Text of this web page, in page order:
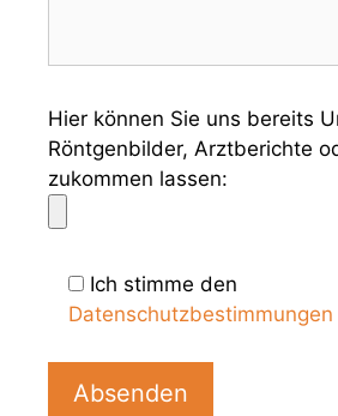
Hier können Sie uns bereits
Röntgenbilder, Arztberichte
zukommen lassen:
Ich stimme den
Datenschutzbestimmungen